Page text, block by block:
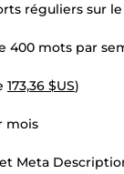
réguliers sur
400 mots par
173,36 $US)
mois
Meta